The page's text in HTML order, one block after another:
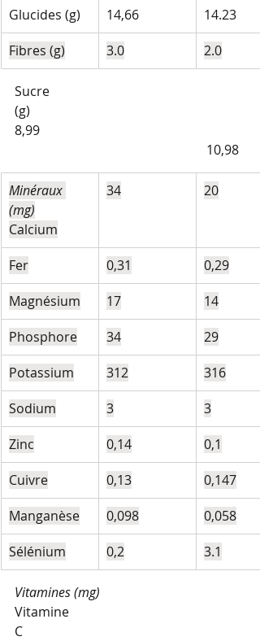
Glucides (g) 14,66
14.23
Fibres (g)
3.0 2.0
Sucre
(g)
8,99
10,98
Minéraux
(mg)
Calcium
34 20
Fer 0,31
0,29
Magnésium
17
14
Phosphore
34
29
Potassium
312
316
Sodium
3
3
Zinc
0,14
0,1
Cuivre
0,13
0,147
Manganèse
0,098
0,058
Sélénium
0,2 3.1
Vitamines (mg)
Vitamine
C